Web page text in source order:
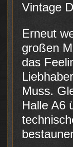
Vintage
Erneut
großen
das
Muss.
Halle A6